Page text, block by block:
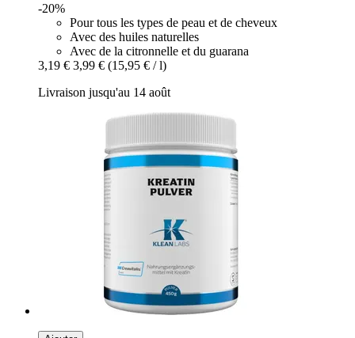
-20%
Pour tous les types de peau et de cheveux
Avec des huiles naturelles
Avec de la citronnelle et du guarana
3,19 € 3,99 € (15,95 € / l)
Livraison jusqu'au 14 août